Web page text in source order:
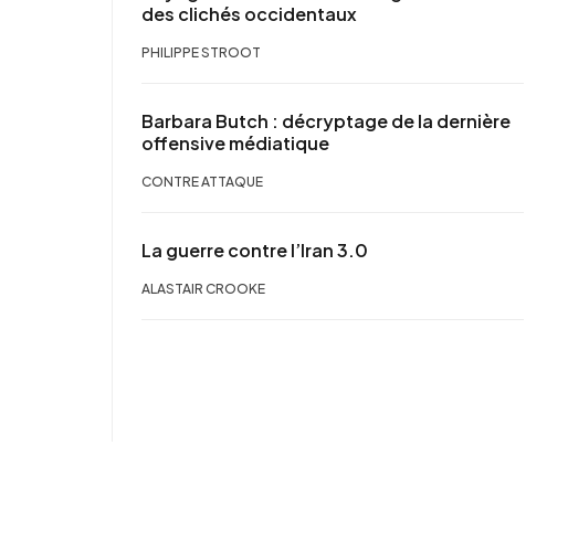
des clichés occidentaux
PHILIPPE STROOT
Barbara Butch : décryptage de la dernière
offensive médiatique
CONTRE ATTAQUE
La guerre contre l’Iran 3.0
ALASTAIR CROOKE